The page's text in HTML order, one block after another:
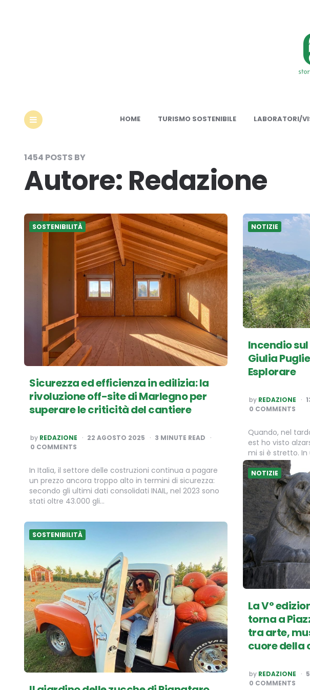
HOME TURISMO SOSTENIBILE LABORATORI/
1454 POSTS BY
Autore: Redazione
SOSTENIBILITÀ
Sicurezza ed efficienza in edilizia: la
rivoluzione off-site di Marlegno per
superare le criticità del cantiere
POSTED
BY
by REDAZIONE 22 AGOSTO 2025 3 MINUTE READ
0 COMMENTS
In Italia, il settore delle costruzioni continua a pagare
un prezzo ancora troppo alto in termini di sicurezza:
secondo gli ultimi dati consolidati INAIL, nel 2023 sono
stati oltre 43.000 gli…
NOTIZIE
Incendio
Giulia
Esplorare
POSTED
BY
by REDAZIONE
0 COMMENTS
Quando, nel
est ho visto
mi si è stretto.
passate…
NOTIZIE
La V°
torna a
tra arte,
cuore della
POSTED
BY
by REDAZIONE
0 COMMENTS
SOSTENIBILITÀ